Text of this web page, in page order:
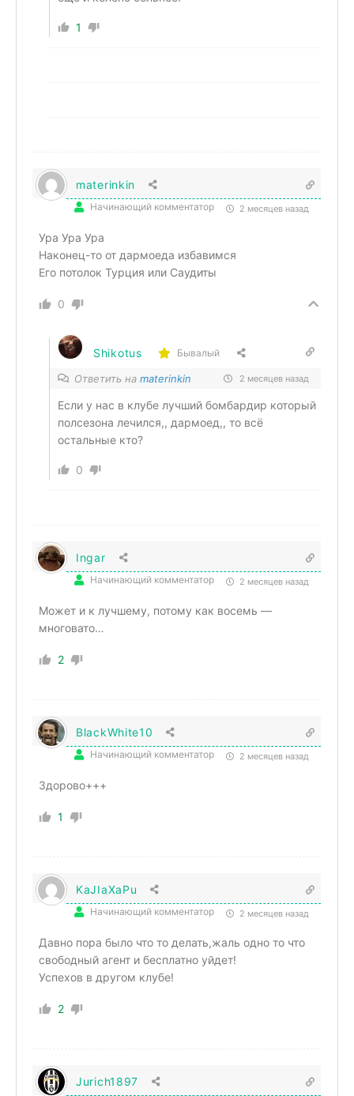
1
materinkin
Начинающий комментатор 2 месяцев назад
Ура Ура Ура
Наконец-то от дармоеда избавимся
Его потолок Турция или Саудиты
0
Shikotus Бывалый
Ответить на materinkin 2 месяцев назад
Если у нас в клубе лучший бомбардир который
полсезона лечился,, дармоед,, то всё
остальные кто?
0
Ingar
Начинающий комментатор 2 месяцев назад
Может и к лучшему, потому как восемь —
многовато…
2
BlackWhite10
Начинающий комментатор 2 месяцев назад
Здорово+++
1
KaJIaXaPu
Начинающий комментатор 2 месяцев назад
Давно пора было что то делать,жаль одно то что
свободный агент и бесплатно уйдет!
Успехов в другом клубе!
2
Jurich1897